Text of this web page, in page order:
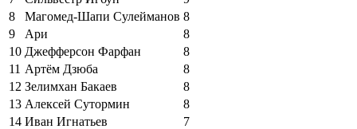
8
Магомед-Шапи Сулейманов 8
9
Ари
8
10 Джефферсон Фарфан
8
11 Артём Дзюба
8
12 Зелимхан Бакаев
8
13 Алексей Сутормин
8
14 Иван Игнатьев 7